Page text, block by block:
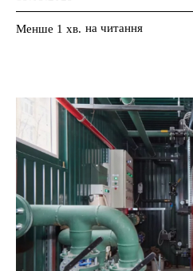
Менше 1 хв. на читання